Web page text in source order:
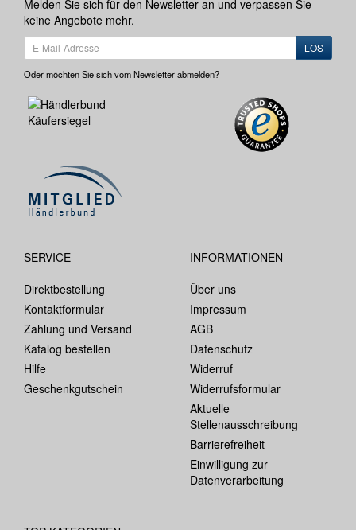
Melden Sie sich für den Newsletter an und verpassen Sie
keine Angebote mehr.
LOS
Oder möchten Sie sich vom Newsletter abmelden?
SERVICE
Direktbestellung
Kontaktformular
Zahlung und Versand
Katalog bestellen
Hilfe
Geschenkgutschein
INFORMATIONEN
Über uns
Impressum
AGB
Datenschutz
Widerruf
Widerrufsformular
Aktuelle
Stellenausschreibung
Barrierefreiheit
Einwilligung zur
Datenverarbeitung